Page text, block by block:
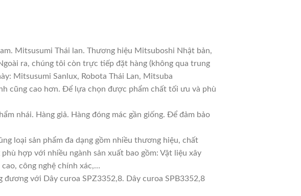
Mitsusumi Thái lan. Thương hiệu Mitsuboshi Nhật bản,
ra, chúng tôi còn trực tiếp đặt hàng (không qua trung
Mitsusumi Sanlux, Robota Thái Lan, Mitsuba
cũng cao hơn. Để lựa chọn được phẩm chất tối ưu và phù
nhái. Hàng giả. Hàng đóng mác gần giống. Để đảm bảo
loại sản phẩm đa dạng gồm nhiều thương hiệu, chất
hợp với nhiều ngành sản xuất bao gồm: Vật liệu xây
công nghệ chính xác,…
với Dây curoa SPZ3352,8. Dây curoa SPB3352,8